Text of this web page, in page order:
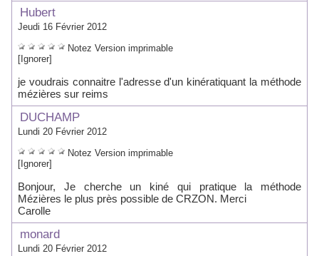
Hubert
Jeudi 16 Février 2012
Notez Version imprimable
[Ignorer]
je voudrais connaitre l'adresse d'un kinératiquant la méthode
mézières sur reims
DUCHAMP
Lundi 20 Février 2012
Notez Version imprimable
[Ignorer]
Bonjour, Je cherche un kiné qui pratique la méthode
Mézières le plus près possible de CRZON. Merci
Carolle
monard
Lundi 20 Février 2012